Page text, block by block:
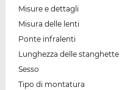
Misure e dettagli
Misura delle lenti
Ponte infralenti
Lunghezza delle stanghette
Sesso
Tipo di montatura